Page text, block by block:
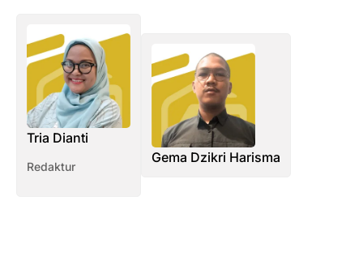
Tria Dianti
Redaktur
Gema Dzikri Harisma